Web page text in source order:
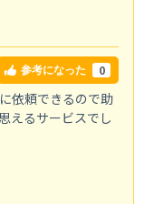
参考になった 0
依頼できるので助
えるサービスでし